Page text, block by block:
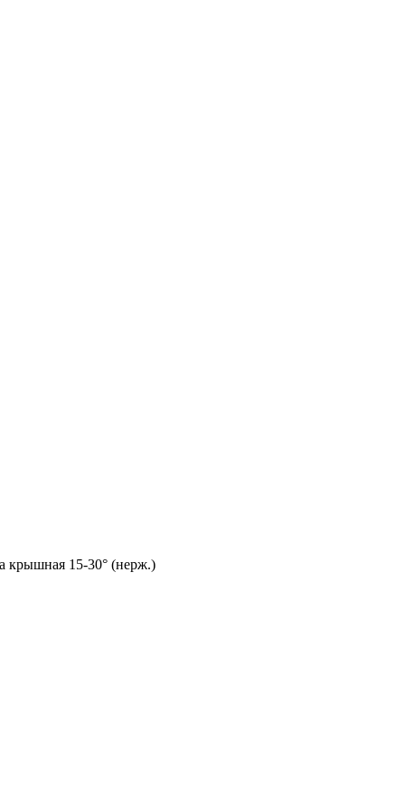
крышная 15-30° (нерж.)